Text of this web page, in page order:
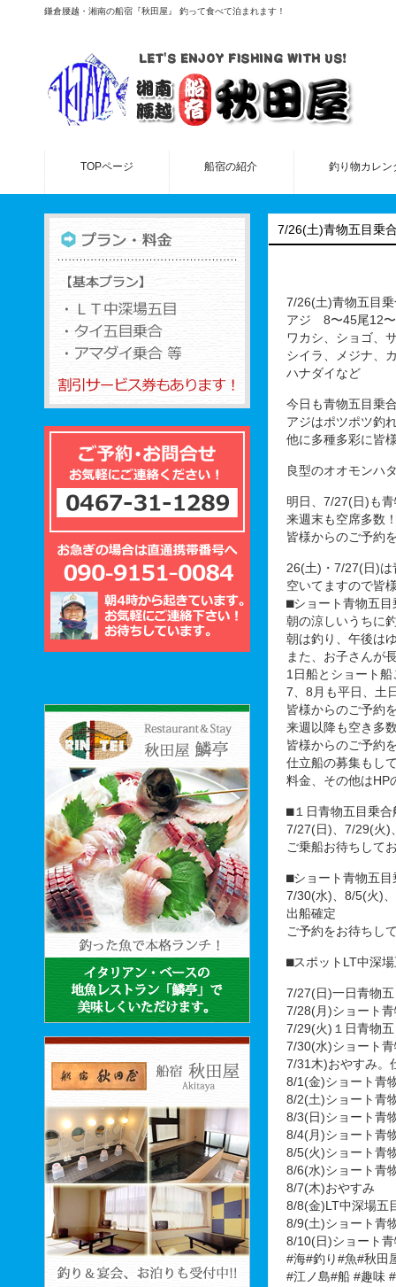
鎌倉腰越・湘南の船宿『秋田屋』 釣って食べて泊まれます！
TOPページ 船宿の紹介 釣り物カレン
7/26(土)青物五目乗
7/26(土)青物五目
アジ 8〜45尾12
ワカシ、ショゴ、
シイラ、メジナ、
ハナダイなど
今日も青物五目乗
アジはポツポツ釣
他に多種多彩に皆
良型のオオモンハ
明日、7/27(日)も
来週末も空席多数
皆様からのご予約
26(土)・7/27(日)は
空いてますので皆
⬛︎ショート青物五
朝の涼しいうちに
朝は釣り、午後は
また、お子さんが
1日船とショート
7、8月も平日、土
皆様からのご予約
来週以降も空き多
皆様からのご予約
仕立船の募集もし
料金、その他はHP
⬛︎１日青物五目乗合
7/27(日)、7/29(火)
ご乗船お待ちして
⬛︎ショート青物五
7/30(水)、8/5(火)
出船確定
ご予約をお待ちし
⬛︎スポットLT中深
7/27(日)一日青物
7/28(月)ショート
7/29(火)１日青物
7/30(水)ショート
7/31木)おやすみ。
8/1(金)ショート青
8/2(土)ショート青
8/3(日)ショート青
8/4(月)ショート青
8/5(火)ショート青
8/6(水)ショート青
8/7(木)おやすみ
8/8(金)LT中深場五
8/9(土)ショート青
8/10(日)ショート
#海#釣り#魚#秋田
#江ノ島#船 #趣味